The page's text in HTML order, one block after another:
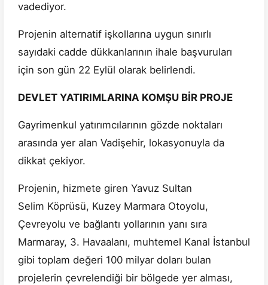
vadediyor.
Projenin alternatif işkollarına uygun sınırlı
sayıdaki cadde dükkanlarının ihale başvuruları
için son gün 22 Eylül olarak belirlendi.
DEVLET YATIRIMLARINA KOMŞU BİR PROJE
Gayrimenkul yatırımcılarının gözde noktaları
arasında yer alan Vadişehir, lokasyonuyla da
dikkat çekiyor.
Projenin, hizmete giren Yavuz Sultan
Selim Köprüsü, Kuzey Marmara Otoyolu,
Çevreyolu ve bağlantı yollarının yanı sıra
Marmaray, 3. Havaalanı, muhtemel Kanal İstanbul
gibi toplam değeri 100 milyar doları bulan
projelerin çevrelendiği bir bölgede yer alması,